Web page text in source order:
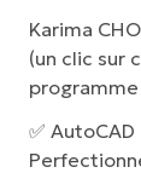
Karima
(un clic sur
✅